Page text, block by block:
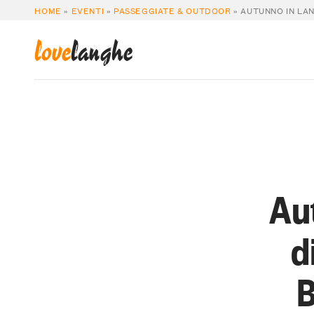
HOME » EVENTI » PASSEGGIATE & OUTDOOR »AUTUNNO IN
lovelanghe